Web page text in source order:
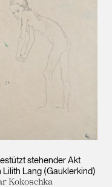
hinzufügen
stehender Akt
Lilith Lang (Gauklerkind)
Kokoschka